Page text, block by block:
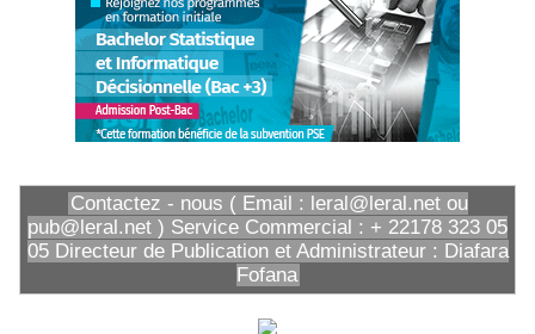
Contactez - nous ( Email : leral@leral.net ou
pub@leral.net ) Service Commercial : + 22178 323 05
05 Directeur de Publication et Administrateur : Diafara
Fofana